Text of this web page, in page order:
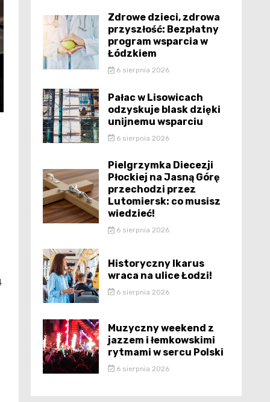
Zdrowe dzieci, zdrowa
przyszłość: Bezpłatny
program wsparcia w
Łódzkiem
6 sierpnia 2026
Pałac w Lisowicach
odzyskuje blask dzięki
unijnemu wsparciu
6 sierpnia 2026
Pielgrzymka Diecezji
Płockiej na Jasną Górę
przechodzi przez
Lutomiersk: co musisz
wiedzieć!
6 sierpnia 2026
Historyczny Ikarus
wraca na ulice Łodzi!
6 sierpnia 2026
Muzyczny weekend z
jazzem i łemkowskimi
rytmami w sercu Polski
6 sierpnia 2026